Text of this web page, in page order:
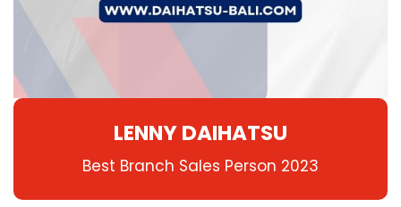
LENNY DAIHATSU
Best Branch Sales Person 2023